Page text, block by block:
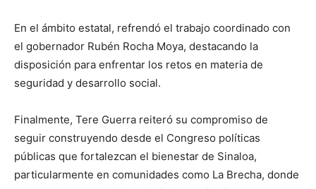
En el ámbito estatal, refrendó el trabajo coordinado con
el gobernador Rubén Rocha Moya, destacando la
disposición para enfrentar los retos en materia de
seguridad y desarrollo social.
Finalmente, Tere Guerra reiteró su compromiso de
seguir construyendo desde el Congreso políticas
públicas que fortalezcan el bienestar de Sinaloa,
particularmente en comunidades como La Brecha, donde